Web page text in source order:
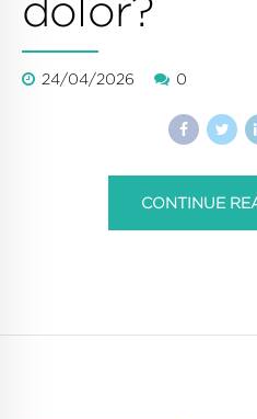
dolor?
24/04/2026 0
CONTINUE